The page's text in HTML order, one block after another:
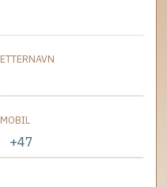
ETTERNAVN
MOBIL